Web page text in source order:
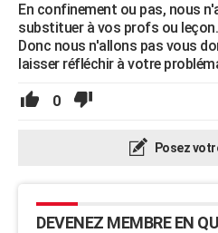
CARTE DE VOEUX
Carte de Noël
Carte Bonne année
Carte Saint-Valentin
Carte Pâques
Carte d'anniversaire
DICTIONNAIRE
Dictionnaire
Biographies
Citations
Expressions
Proverbes
PROGRAMME TV
FORUM
En confinement ou pas, nous
substituer à vos profs ou leçon.
Donc nous n'allons pas vous
laisser réfléchir à votre
0
Posez
DEVENEZ MEMBRE EN